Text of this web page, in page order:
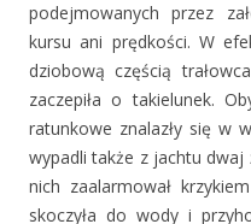
podejmowanych przez
kursu ani prędkości. W
dziobową częścią
zaczepiła o takielunek.
ratunkowe znalazły się w
wypadli także z jachtu dwaj
nich zaalarmował
skoczyła do wody i